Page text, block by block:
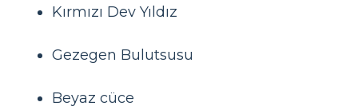
Kırmızı Dev Yıldız
Gezegen Bulutsusu
Beyaz cüce